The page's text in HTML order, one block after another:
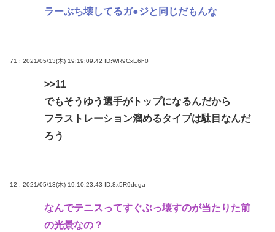
ラーぶち壊してるガ●ジと同じだもんな
71 : 2021/05/13(木) 19:19:09.42 ID:WR9CxE6h0
>>11
でもそうゆう選手がトップになるんだから
フラストレーション溜めるタイプは駄目なんだ
ろう
12 : 2021/05/13(木) 19:10:23.43 ID:8x5R9dega
なんでテニスってすぐぶっ壊すのが当たりた前
の光景なの？